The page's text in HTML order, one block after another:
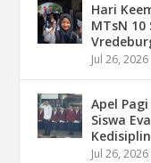
Hari
MTsN
Jul 26, 2026
Apel
Siswa
Jul 26, 2026